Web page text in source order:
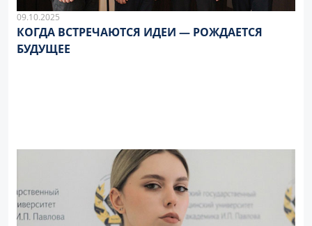
09.10.2025
КОГДА ВСТРЕЧАЮТСЯ ИДЕИ — РОЖДАЕТСЯ
БУДУЩЕЕ